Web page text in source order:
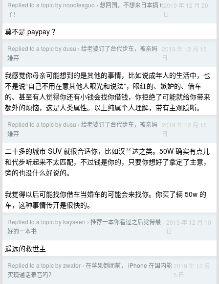
Replied to a topic by noodlesguo › 想回国，不想来日本搞 it
了！
2019 年 12 月 20
日
莫不是 paypay ？
Replied to a topic by dusu › 给老婆订了台代步车，被亲妈
嫌弃
2019 年 12 月 15
日
我感觉你母亲可能想到的是其他的事情，比如说成年人的生活中，也
不是说“自己不用在意其他人眼光和说法”，眼红的、嫉妒的、借车
的、甚至有人觉得你还有小钱会找你借钱，你拒绝了可能就给你带来
额外的烦恼，这是人类属性。以上纯属个人理解，带有主观臆断。
Replied to a topic by dusu › 给老婆订了台代步车，被亲妈
嫌弃
2019 年 12 月 15
日
二十多的城市 SUV 就很合适你，比如汉兰达之类。50W 确实有点儿
和代步听起来不太匹配，不过钱是你的，只要你想好了拿定了主意，
旁的也没什么好说的。
我觉得以后可能找你借车当婚车的可能会来找你。你买了辆 50w 的
车，这种事情传开是很快的。
Replied to a topic by kayseen › 推荐一本你看过之后觉得最
好的一本书
2019 年 12 月 10
日
遥远的救世主
Replied to a topic by zwater › 在苹果倒闭前， iPhone 在国内能
实现通话录音吗？
2019 年 12 月
5 日